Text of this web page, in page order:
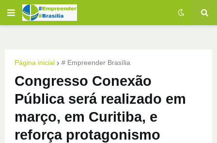
Página inicial # Empreender Brasília
Congresso Conexão
Pública será realizado em
março, em Curitiba, e
reforça protagonismo